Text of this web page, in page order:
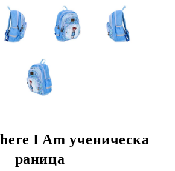
I Am ученическа
раница